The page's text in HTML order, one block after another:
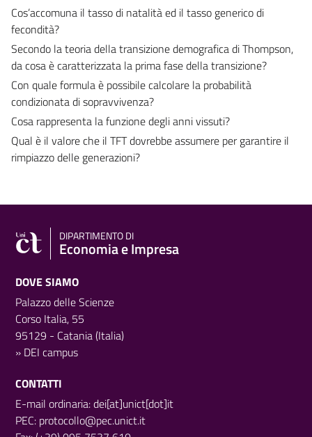
Cos’accomuna il tasso di natalità ed il tasso generico di
fecondità?
Secondo la teoria della transizione demografica di Thompson,
da cosa è caratterizzata la prima fase della transizione?
Con quale formula è possibile calcolare la probabilità
condizionata di sopravvivenza?
Cosa rappresenta la funzione degli anni vissuti?
Qual è il valore che il TFT dovrebbe assumere per garantire il
rimpiazzo delle generazioni?
DIPARTIMENTO DI
Economia e Impresa
DOVE SIAMO
Palazzo delle Scienze
Corso Italia, 55
95129 - Catania (Italia)
» DEI campus
CONTATTI
E-mail ordinaria: dei[at]unict[dot]it
PEC: protocollo@pec.unict.it